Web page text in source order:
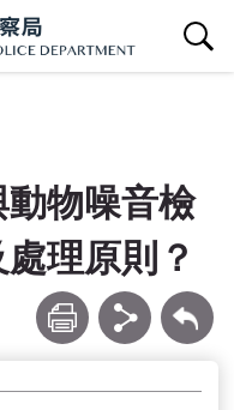
開關
物噪音檢
理原則？
列印 分享 回上一頁